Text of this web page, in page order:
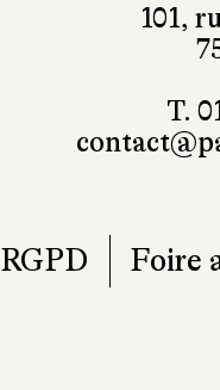
101,
T.
RGPD Foire